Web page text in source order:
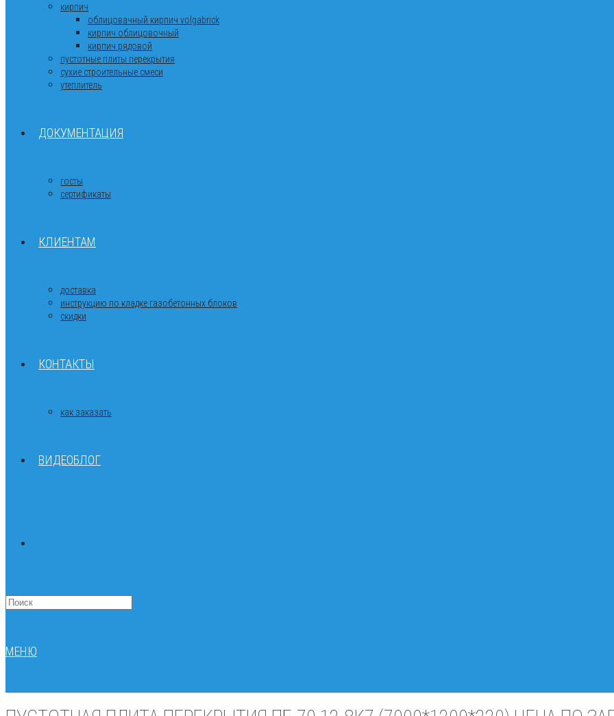
кирпич
облицовачный кирпич volgabrick
кирпич облицовочный
кирпич рядовой
пустотные плиты перекрытия
сухие строительные смеси
утеплитель
ДОКУМЕНТАЦИЯ
госты
сертификаты
КЛИЕНТАМ
доставка
инструкцию по кладке газобетонных блоков
скидки
КОНТАКТЫ
как заказать
ВИДЕОБЛОГ
МЕНЮ